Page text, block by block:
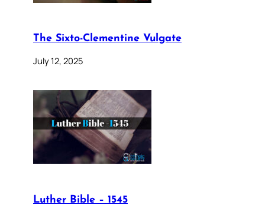
The Sixto-Clementine Vulgate
July 12, 2025
Luther Bible – 1545